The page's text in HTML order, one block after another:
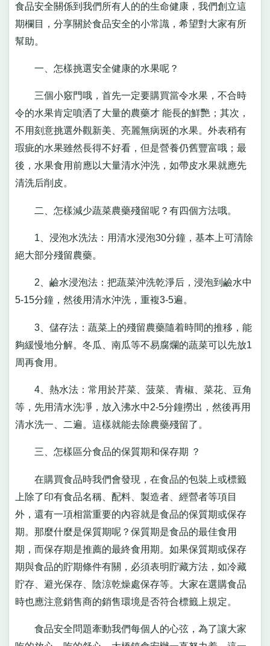
食品安全關係到我們所有人的的生命健康，我們創立這
期欄目，分享關於食品安全的小常識，希望對大家有所
幫助。
一、怎樣挑選安全健康的水果呢？
三個小竅門哦，首先一定要購買當令水果，不合時
令的水果肯定噴洒了大量的農藥才 能長的鮮艷；其次，
不用刻意挑選外觀新美、亮麗無病斑的水果。外表稍有
瑕疵的水果雖然長得不好看，但是營養仍舊豐富哦；最
後，水果食用前應以大量清水沖洗，如帶皮水果就應先
清洗后削皮。
二、怎樣減少蔬菜農藥殘留呢？有四個方法哦。
1、浸泡水洗法：用清水浸泡30分鐘，基本上可清除
絕大部分殘留農藥。
2、鹼水浸泡法：把蔬菜沖洗乾淨后，浸泡到鹼水中
5-15分鐘，然後用清水沖洗，重複3-5遍。
3、儲存法：蔬菜上的殘留農藥隨着時間的推移，能
夠緩慢地分解。冬瓜、南瓜等不易腐爛的蔬菜可以先放1
周再食用。
4、熱水法：常用於芹菜、菠菜、青椒、菜花、豆角
等，先用清水洗凈，放入沸水中2-5分鐘撈出，然後再用
清水洗一、二遍。這樣就能去除農藥殘留了。
三、怎樣區分食品的保質期和保存期 ？
在購買食品時我們會發現，在食品的包裝上或標籤
上除了印有食品名稱、配料、製造者、經營者等項目
外，還有一項相當重要的內容就是食品的保質期或保存
期。那麼什麼是保質期呢？保質期是食品的最佳食用
期，而保存期是推薦的最終食用期。如果保質期或保存
期與食品的貯期條件有關，必須表明貯藏方法，如冷藏
貯存、避光保存、陰涼乾燥處保存等。大家在選購食品
時也應注意銷售商的銷售環境是否符合標籤上規定。
食品安全問題牽動我們每個人的心弦，為了讓大家